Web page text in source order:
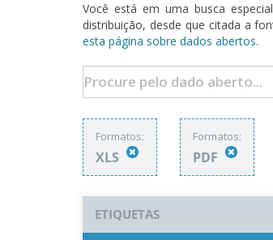
Você está em uma busca
distribuição, desde que citada a
esta página sobre dados abertos.
Formatos:
XLS
Formatos:
PDF
ETIQUETAS